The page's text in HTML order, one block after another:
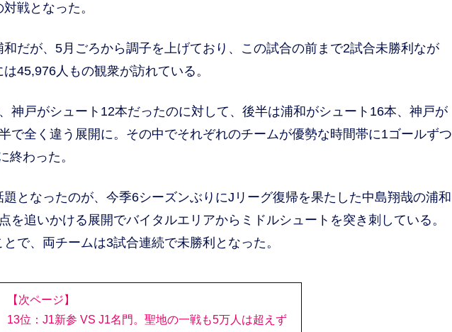
戦となった。
だが、5月ごろから調子を上げており、この試合の前まで2試合未勝利なが
45,976人もの観衆が訪れている。
神戸がシュート12本だったのに対して、後半は浦和がシュート16本、神戸が
で全く違う展開に。その中でそれぞれのチームが優勢な時間帯に1ゴールずつ
終わった。
となったのが、今季6シーズンぶりにJリーグ復帰を果たした中島翔哉の浦和
を追いかける展開でバイタルエリアからミドルシュートを突き刺している。
で、両チームは3試合連続で未勝利となった。
【次ページ】
13位：J1新参 VS J1名門。聖地の一戦も5万人は超えず